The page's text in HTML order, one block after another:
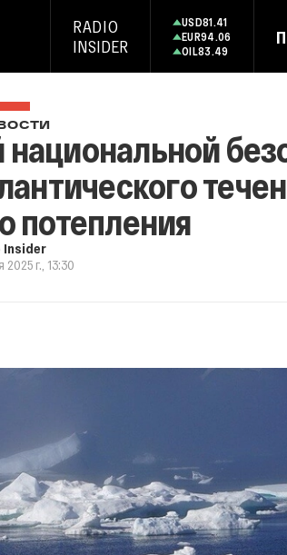
RADIO
INSIDER
USD81.41
EUR94.06
OIL83.49
потепления
Insider
2025 г., 13:30